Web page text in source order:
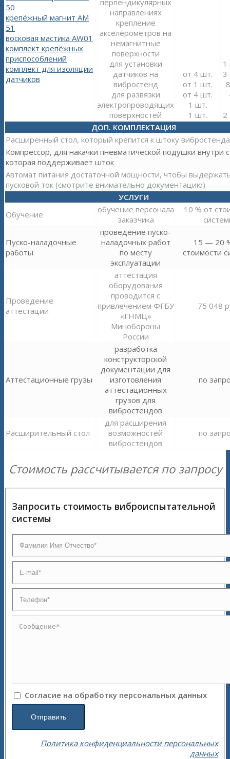
50
крепёжный магнит АМ
51
восковая мастика AW01
комплект крепёжных
приспособлений
комплект для изоляции
датчиков
направлениях
крепление
акселерометров на
немагнитные
поверхности
для установки
датчиков на
вибростенд
для развязки
электропроводящих
поверхностей
от 4 шт.
от 1 шт.
от 4 шт.
1 шт.
1 шт.
1
3
2
ДОП. КОМПЛЕКТАЦИЯ
Расширенный стол, который крепится к штоку вибростенда
Компрессор, для накачки пневматической подушки внутри
которая поддерживает шток
Автомат питания достаточной мощности, чтобы
пусковой ток (смотрите внимательно документацию)
УСЛУГИ
Обучение
обучение персонала
заказчика
10 % от
Пуско-наладочные
работы
проведение пуско-
наладочных работ
по месту
эксплуатации
15 — 20
стоимости
Проведение
аттестации
аттестация
оборудования
проводится с
привлечением ФГБУ
«ГНМЦ»
Минобороны
России
75 048
Аттестационные грузы
разработка
конструкторской
документации для
изготовления
аттестационных
грузов для
вибростендов
по
Расширительный стол
для расширения
возможностей
вибростендов
по
Стоимость рассчитывается по запросу
Запросить стоимость виброиспытательной
системы
Согласие на обработку персональных данных
Политика конфиденциальности персональных
данных